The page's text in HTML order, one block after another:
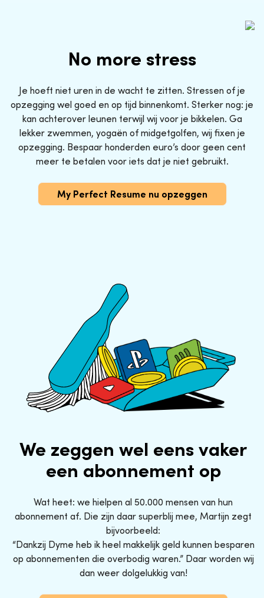
No more stress
Je hoeft niet uren in de wacht te zitten. Stressen of je
opzegging wel goed en op tijd binnenkomt. Sterker nog: je
kan achterover leunen terwijl wij voor je bikkelen. Ga
lekker zwemmen, yogaën of midgetgolfen, wij fixen je
opzegging. Bespaar honderden euro’s door geen cent
meer te betalen voor iets dat je niet gebruikt.
My Perfect Resume nu opzeggen
We zeggen wel eens vaker
een abonnement op
Wat heet: we hielpen al 50.000 mensen van hun
abonnement af. Die zijn daar superblij mee, Martijn zegt
bijvoorbeeld:
“Dankzij Dyme heb ik heel makkelijk geld kunnen besparen
op abonnementen die overbodig waren.” Daar worden wij
dan weer dolgelukkig van!